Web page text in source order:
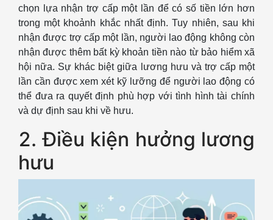
chọn lựa nhận trợ cấp một lần để có số tiền lớn hơn
trong một khoảnh khắc nhất định. Tuy nhiên, sau khi
nhận được trợ cấp một lần, người lao động không còn
nhận được thêm bất kỳ khoản tiền nào từ bảo hiểm xã
hội nữa. Sự khác biệt giữa lương hưu và trợ cấp một
lần cần được xem xét kỹ lưỡng để người lao động có
thể đưa ra quyết định phù hợp với tình hình tài chính
và dự định sau khi về hưu.
2. Điều kiện hưởng lương
hưu